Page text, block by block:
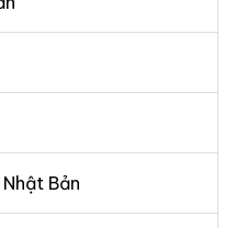
Bản